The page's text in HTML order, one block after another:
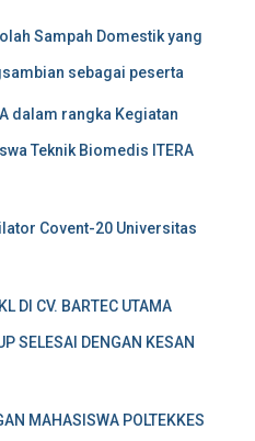
Sampah Domestik yang
sebagai peserta
dalam rangka Kegiatan
Teknik Biomedis ITERA
Covent-20 Universitas
DI CV. BARTEC UTAMA
SELESAI DENGAN KESAN
MAHASISWA POLTEKKES